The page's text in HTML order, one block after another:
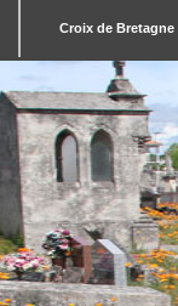
Croix de Bretagne